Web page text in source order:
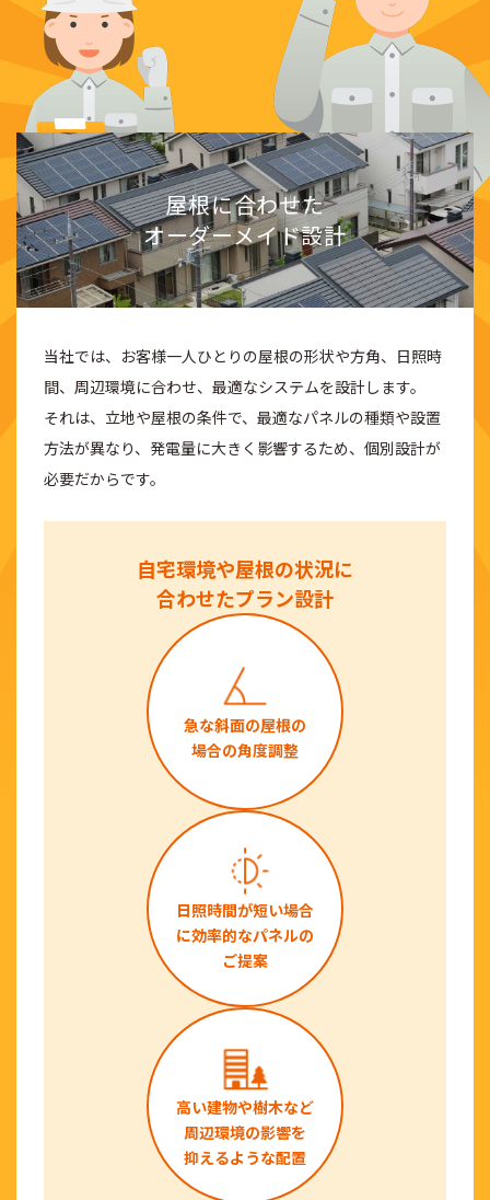
屋根に合わせた
オーダーメイド設計
当社では、お客様一人ひとりの屋根の形状や方角、日照時
間、周辺環境に合わせ、最適なシステムを設計します。
それは、立地や屋根の条件で、最適なパネルの種類や設置
方法が異なり、発電量に大きく影響するため、個別設計が
必要だからです。
自宅環境や屋根の状況に
合わせたプラン設計
急な斜面の屋根の
場合の角度調整
日照時間が短い場合
に効率的なパネルの
ご提案
高い建物や樹木など
周辺環境の影響を
抑えるような配置